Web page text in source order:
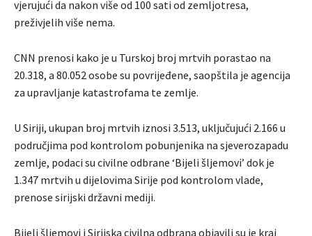
vjerujući da nakon više od 100 sati od zemljotresa,
preživjelih više nema.
CNN prenosi kako je u Turskoj broj mrtvih porastao na
20.318, a 80.052 osobe su povrijeđene, saopštila je agencija
za upravljanje katastrofama te zemlje.
U Siriji, ukupan broj mrtvih iznosi 3.513, uključujući 2.166 u
područjima pod kontrolom pobunjenika na sjeverozapadu
zemlje, podaci su civilne odbrane ‘Bijeli šljemovi’ dok je
1.347 mrtvih u dijelovima Sirije pod kontrolom vlade,
prenose sirijski državni mediji.
Bijeli šljemovi i Sirijska civilna odbrana objavili su je kraj